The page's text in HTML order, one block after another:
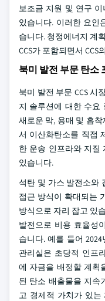
보조금 지원 및 연구
있습니다. 이러한 요인
습니다. 청정에너지 계
CCS가 포함되면서
북미 발전 부문 탄소
북미 발전 부문 CCS 시
지 솔루션에 대한 수요
새로운 막, 용매 및 흡
서 이산화탄소를 직접
한 운송 인프라와 지질
있습니다.
석탄 및 가스 발전소와
접근 방식이 확대되는
방식으로 자리 잡고 있
발전으로 비용 효율성
습니다. 예를 들어
관리실은 초당적 인프
에 자금을 배정할 계획
된 탄소 배출물을 지속
고 경제적 가치가 있는